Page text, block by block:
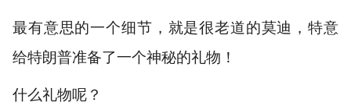
最有意思的一个细节，就是很老道的莫迪，特意
给特朗普准备了一个神秘的礼物！
什么礼物呢？